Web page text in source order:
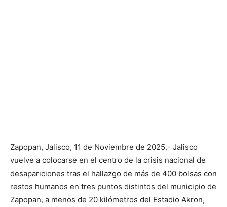
Zapopan, Jalisco, 11 de Noviembre de 2025.- Jalisco
vuelve a colocarse en el centro de la crisis nacional de
desapariciones tras el hallazgo de más de 400 bolsas con
restos humanos en tres puntos distintos del municipio de
Zapopan, a menos de 20 kilómetros del Estadio Akron,